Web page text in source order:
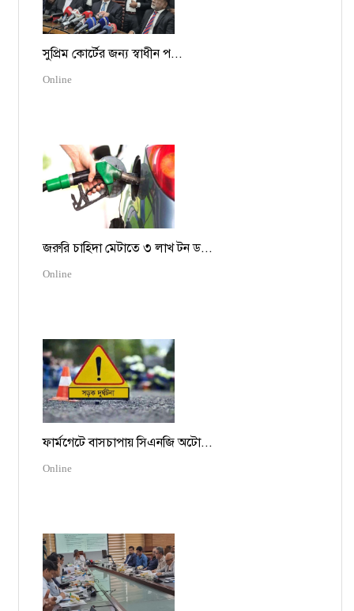
সুপ্রিম কোর্টের জন্য স্বাধীন প...
Online
জরুরি চাহিদা মেটাতে ৩ লাখ টন ড...
Online
ফার্মগেটে বাসচাপায় সিএনজি অটো...
Online